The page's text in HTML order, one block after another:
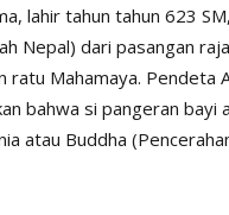
lahir tahun tahun 623
Nepal) dari pasangan raja
ratu Mahamaya. Pendeta
bahwa si pangeran bayi
atau Buddha